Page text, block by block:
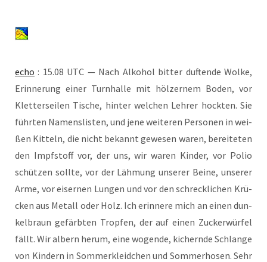
echo : 15.08 UTC — Nach Alko­hol bit­ter duf­ten­de Wol­ke,
Erin­ne­rung einer Turn­hal­le mit höl­zer­nem Boden, vor
Klet­ter­sei­len Tische, hin­ter wel­chen Leh­rer hock­ten. Sie
führ­ten Namens­lis­ten, und jene wei­te­ren Per­so­nen in wei­
ßen Kit­teln, die nicht bekannt gewe­sen waren, berei­te­ten
den Impf­stoff vor, der uns, wir waren Kin­der, vor Polio
schüt­zen soll­te, vor der Läh­mung unse­rer Bei­ne, unse­rer
Arme, vor eiser­nen Lun­gen und vor den schreck­li­chen Krü­
cken aus Metall oder Holz. Ich erin­ne­re mich an einen dun­
kel­braun gefärb­ten Trop­fen, der auf einen Zucker­wür­fel
fällt. Wir albern her­um, eine wogen­de, kichern­de Schlan­ge
von Kin­dern in Som­mer­kleid­chen und Som­mer­ho­sen. Sehr